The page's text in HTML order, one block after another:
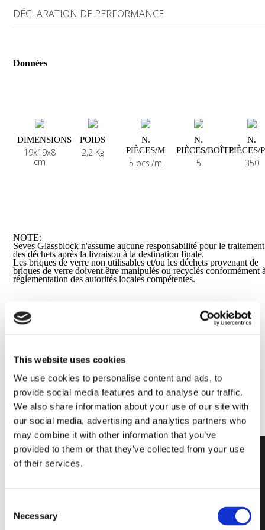
This website uses cookies
We use cookies to personalise content and ads, to
provide social media features and to analyse our traffic.
We also share information about your use of our site with
our social media, advertising and analytics partners who
may combine it with other information that you’ve
provided to them or that they’ve collected from your use
of their services.
Selection
Necessary
rubis. C’est en raison de ce charme riche en nature que chaque
DÉCLARATION DE PERFORMANCE
Données
DIMENSIONS
19x19x8
cm
POIDS
2,2 Kg
N.
PIÈCES/M
5 pcs./m
N.
PIÈCES/BOÎTE
5
N.
PIÈCES/
350
NOTE:
Seves Glassblock n'assume aucune responsabilité pour le traitement
des déchets après la livraison à la destination finale.
Les briques de verre non utilisables et/ou les déchets provenant de
briques de verre doivent être manipulés ou recyclés conformément
réglementation des autorités locales compétentes.
CONTACTEZ-NOUS
Dessin de